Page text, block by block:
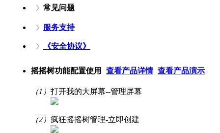
常见问题
服务支持
《安全协议》
摇摇树功能配置使用 查看产品详情 查看产品演示
（1） 打开我的大屏幕--管理屏幕
（2） 疯狂摇摇树管理-立即创建